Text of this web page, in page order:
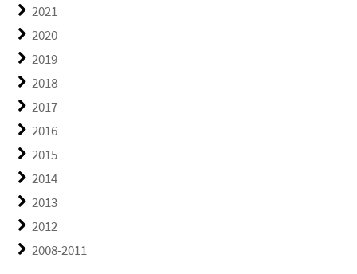
2021
2020
2019
2018
2017
2016
2015
2014
2013
2012
2008-2011